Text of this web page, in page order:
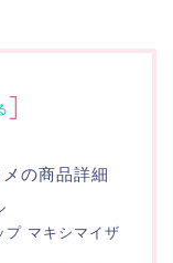
]
の商品詳細
プ マキシマイザ